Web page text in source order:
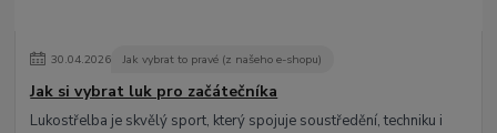
30.04.2026 Jak vybrat to pravé (z našeho e-shopu)
Jak si vybrat luk pro začátečníka
Lukostřelba je skvělý sport, který spojuje soustředění, techniku i